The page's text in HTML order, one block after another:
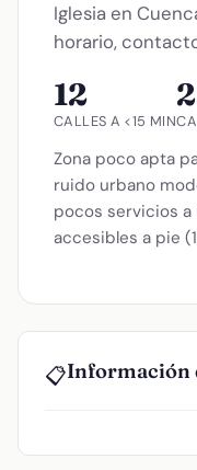
Iglesia en
horario,
12
CALLES A <15 MIN
Zona poco apta
ruido urbano
pocos servicios a
accesibles a pie
📋Información